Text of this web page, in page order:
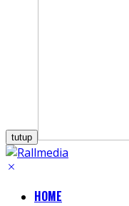
tutup
HOME